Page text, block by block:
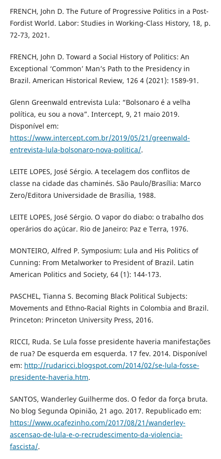
FRENCH, John D. The Future of Progressive Politics in a Post-
Fordist World. Labor: Studies in Working-Class History, 18, p.
72-73, 2021.
FRENCH, John D. Toward a Social History of Politics: An
Exceptional ‘Common’ Man’s Path to the Presidency in
Brazil. American Historical Review, 126 4 (2021): 1589-91.
Glenn Greenwald entrevista Lula: “Bolsonaro é a velha
política, eu sou a nova”. Intercept, 9, 21 maio 2019.
Disponível em:
https://www.intercept.com.br/2019/05/21/greenwald-
entrevista-lula-bolsonaro-nova-politica/.
LEITE LOPES, José Sérgio. A tecelagem dos conflitos de
classe na cidade das chaminés. São Paulo/Brasília: Marco
Zero/Editora Universidade de Brasília, 1988.
LEITE LOPES, José Sérgio. O vapor do diabo: o trabalho dos
operários do açúcar. Rio de Janeiro: Paz e Terra, 1976.
MONTEIRO, Alfred P. Symposium: Lula and His Politics of
Cunning: From Metalworker to President of Brazil. Latin
American Politics and Society, 64 (1): 144-173.
PASCHEL, Tianna S. Becoming Black Political Subjects:
Movements and Ethno-Racial Rights in Colombia and Brazil.
Princeton: Princeton University Press, 2016.
RICCI, Ruda. Se Lula fosse presidente haveria manifestações
de rua? De esquerda em esquerda. 17 fev. 2014. Disponível
em: http://rudaricci.blogspot.com/2014/02/se-lula-fosse-
presidente-haveria.htm.
SANTOS, Wanderley Guilherme dos. O fedor da força bruta.
No blog Segunda Opinião, 21 ago. 2017. Republicado em:
https://www.ocafezinho.com/2017/08/21/wanderley-
ascensao-de-lula-e-o-recrudescimento-da-violencia-
fascista/.